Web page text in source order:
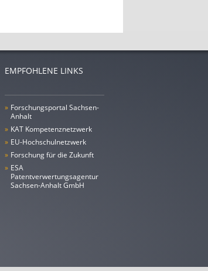
EMPFOHLENE LINKS
» Forschungsportal Sachsen-
Anhalt
» KAT Kompetenznetzwerk
» EU-Hochschulnetzwerk
» Forschung für die Zukunft
» ESA
Patentverwertungsagentur
Sachsen-Anhalt GmbH